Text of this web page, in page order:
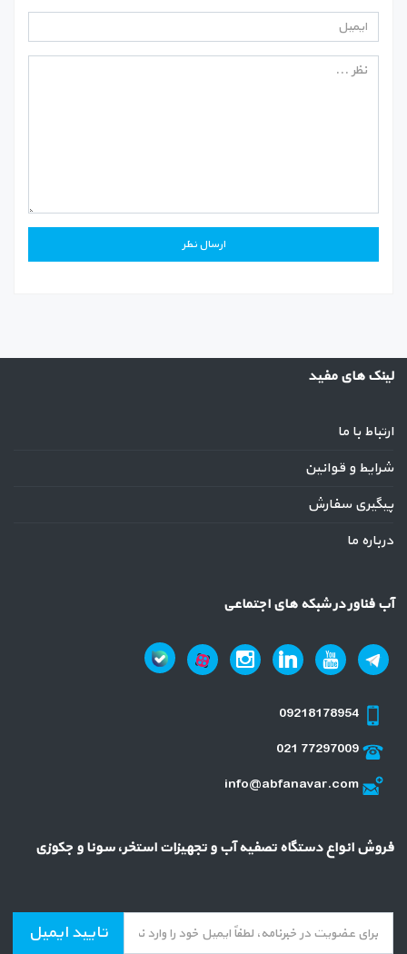
لینک های مفید
ارتباط با ما
شرایط و قوانین
پیگیری سفارش
درباره ما
آب فناور در شبکه های اجتماعی
09218178954
021 77297009
info@abfanavar.com
فروش انواع دستگاه تصفیه آب و تجهیزات استخر، سونا و جکوزی
تایید ایمیل